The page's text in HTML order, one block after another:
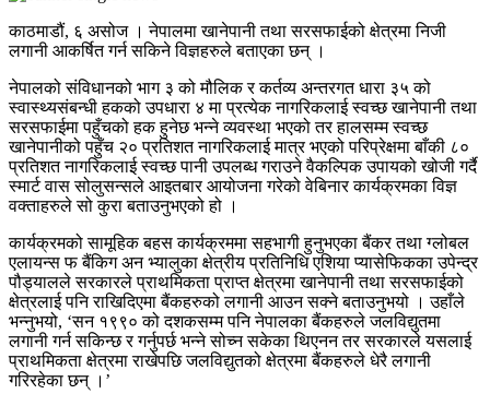
काठमाडौं, ६ असोज । नेपालमा खानेपानी तथा सरसफाईको क्षेत्रमा निजी
लगानी आकर्षित गर्न सकिने विज्ञहरुले बताएका छन् ।
नेपालको संविधानको भाग ३ को मौलिक र कर्तव्य अन्तरगत धारा ३५ को
स्वास्थ्यसंबन्धी हकको उपधारा ४ मा प्रत्येक नागरिकलाई स्वच्छ खानेपानी तथा
सरसफाईमा पहुँचको हक हुनेछ भन्ने व्यवस्था भएको तर हालसम्म स्वच्छ
खानेपानीको पहुँच २० प्रतिशत नागरिकलाई मात्र भएको परिप्रेक्षमा बाँकी ८०
प्रतिशत नागरिकलाई स्वच्छ पानी उपलब्ध गराउने वैकल्पिक उपायको खोजी गर्दै
स्मार्ट वास सोलुसन्सले आइतबार आयोजना गरेको वेबिनार कार्यक्रमका विज्ञ
वक्ताहरुले सो कुरा बताउनुभएको हो ।
कार्यक्रमको सामूहिक बहस कार्यक्रममा सहभागी हुनुभएका बैंकर तथा ग्लोबल
एलायन्स फ बैंकिग अन भ्यालुका क्षेत्रीय प्रतिनिधि एशिया प्यासेफिकका उपेन्द्र
पौड्यालले सरकारले प्राथमिकता प्राप्त क्षेत्रमा खानेपानी तथा सरसफाईको
क्षेत्रलाई पनि राखिदिएमा बैंकहरुको लगानी आउन सक्ने बताउनुभयो । उहाँले
भन्नुभयो, ‘सन १९९० को दशकसम्म पनि नेपालका बैंकहरुले जलविद्युतमा
लगानी गर्न सकिन्छ र गर्नुपर्छ भन्ने सोच्न सकेका थिएनन तर सरकारले यसलाई
प्राथमिकता क्षेत्रमा राखेपछि जलविद्युतको क्षेत्रमा बैंकहरुले धेरै लगानी
गरिरहेका छन् ।’